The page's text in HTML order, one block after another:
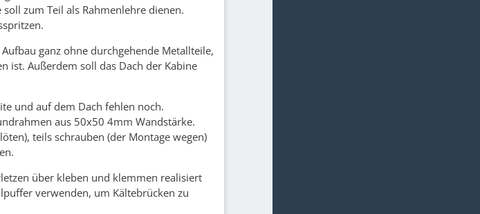
zum Teil als Rahmenlehre dienen.
ganz ohne durchgehende Metallteile,
ist. Außerdem soll das Dach der Kabine
und auf dem Dach fehlen noch.
aus 50x50 4mm Wandstärke.
teils schrauben (der Montage wegen)
über kleben und klemmen realisiert
verwenden, um Kältebrücken zu